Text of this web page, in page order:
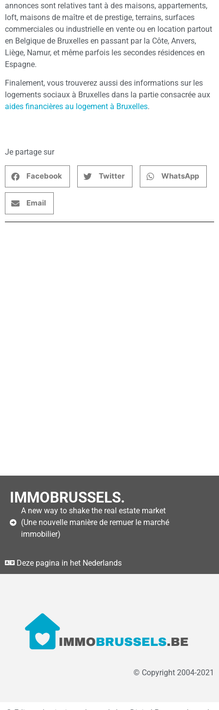
annonces sont relatives tant à des maisons, appartements,
loft, maisons de maître et de prestige, terrains, surfaces
commerciales ou industrielle en vente ou en location partout
en Belgique de Bruxelles en passant par la Côte, Anvers,
Liège, Namur, et même parfois les secondes résidences en
Espagne.
Finalement, vous trouverez aussi des informations sur les
logements sociaux à Bruxelles dans la partie consacrée aux
aides financières au logement à Bruxelles.
Je partage sur
Facebook Twitter WhatsApp
Email
IMMOBRUSSELS.
A new way to shake the real estate market
(Une nouvelle manière de remuer le marché
immobilier)
Deze pagina in het Nederlands
© Copyright 2004-2021